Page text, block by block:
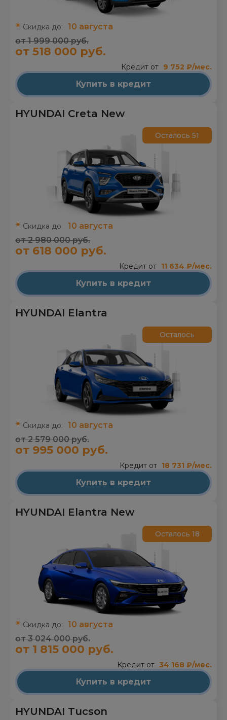
Скидка до:
10 августа
от 1 999 000 руб.
от 518 000 руб.
Кредит от 9 752 ₽/мес.
Купить в кредит
HYUNDAI Creta New
Осталось 51
Скидка до:
10 августа
от 2 980 000 руб.
от 618 000 руб.
Кредит от 11 634 ₽/мес.
Купить в кредит
HYUNDAI Elantra
Осталось
Скидка до:
10 августа
от 2 579 000 руб.
от 995 000 руб.
Кредит от 18 731 ₽/мес.
Купить в кредит
HYUNDAI Elantra New
Осталось 18
Скидка до:
10 августа
от 3 024 000 руб.
от 1 815 000 руб.
Кредит от 34 168 ₽/мес.
Купить в кредит
HYUNDAI Tucson